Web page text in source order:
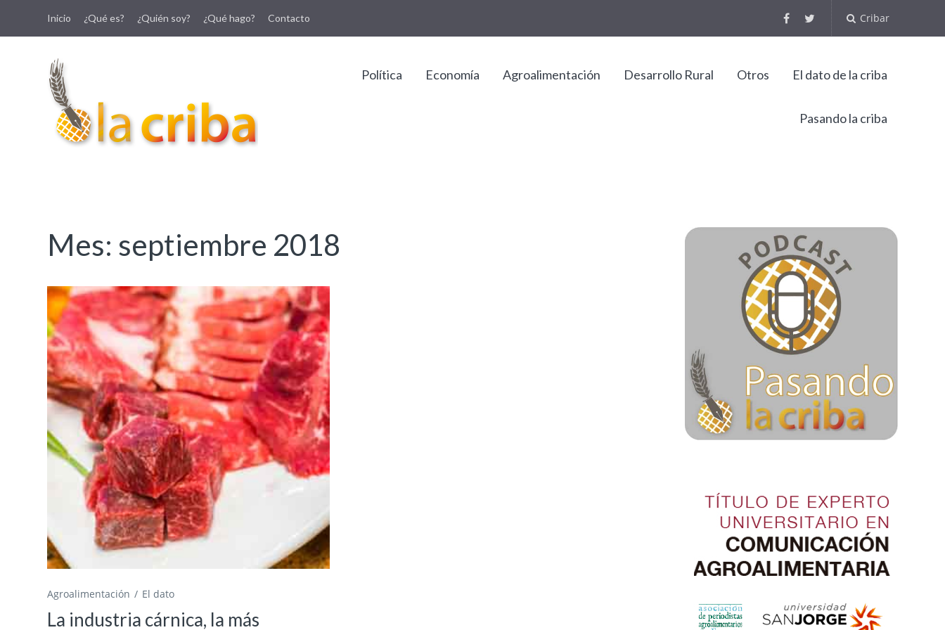
Inicio ¿Qué es? ¿Quién soy? ¿Qué hago? Contacto Cribar
Política Economía Agroalimentación Desarrollo Rural Otros El dato de la criba
Pasando la criba
Mes: septiembre 2018
Agroalimentación El dato
La industria cárnica, la más